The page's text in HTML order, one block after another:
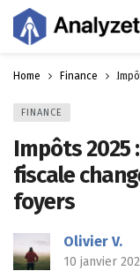
Home Finance
FINANCE
Impôts 2025
fiscale
foyers
Olivier V.
10 janvier